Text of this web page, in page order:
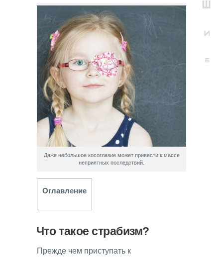
Даже небольшое косоглазие может привести к массе
неприятных последствий.
Оглавление
Что такое страбизм?
Прежде чем приступать к